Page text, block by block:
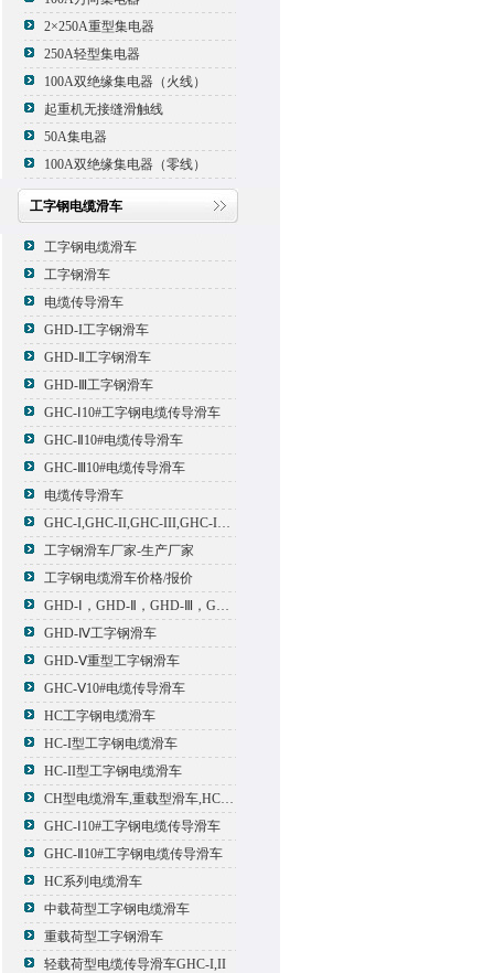
2×250A重型集电器
250A轻型集电器
100A双绝缘集电器（火线）
起重机无接缝滑触线
50A集电器
100A双绝缘集电器（零线）
工字钢电缆滑车
工字钢电缆滑车
工字钢滑车
电缆传导滑车
GHD-I工字钢滑车
GHD-Ⅱ工字钢滑车
GHD-Ⅲ工字钢滑车
GHC-Ⅰ10#工字钢电缆传导滑车
GHC-Ⅱ10#电缆传导滑车
GHC-Ⅲ10#电缆传导滑车
电缆传导滑车
GHC-I,GHC-II,GHC-III,GHC-IV,GHC-V电缆滑车
工字钢滑车厂家-生产厂家
工字钢电缆滑车价格/报价
GHD-Ⅰ，GHD-Ⅱ，GHD-Ⅲ，GHD-Ⅳ，GHD-Ⅴ工字钢滑车
GHD-Ⅳ工字钢滑车
GHD-Ⅴ重型工字钢滑车
GHC-Ⅴ10#电缆传导滑车
HC工字钢电缆滑车
HC-I型工字钢电缆滑车
HC-II型工字钢电缆滑车
CH型电缆滑车,重载型滑车,HC型滑车
GHC-Ⅰ10#工字钢电缆传导滑车
GHC-Ⅱ10#工字钢电缆传导滑车
HC系列电缆滑车
中载荷型工字钢电缆滑车
重载荷型工字钢滑车
轻载荷型电缆传导滑车GHC-I,II